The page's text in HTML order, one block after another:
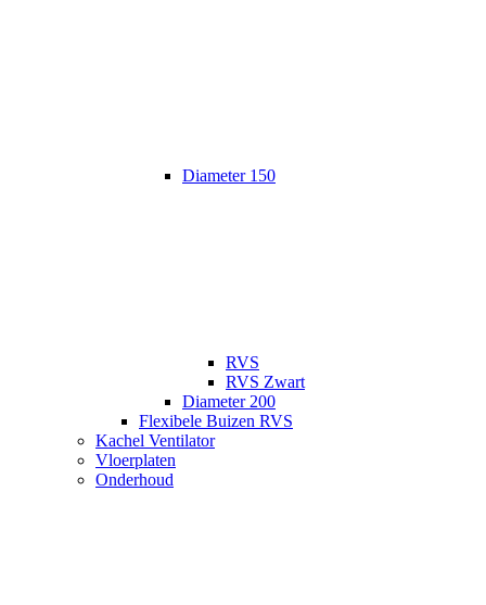
Diameter 150
RVS
RVS Zwart
Diameter 200
Flexibele Buizen RVS
Kachel Ventilator
Vloerplaten
Onderhoud